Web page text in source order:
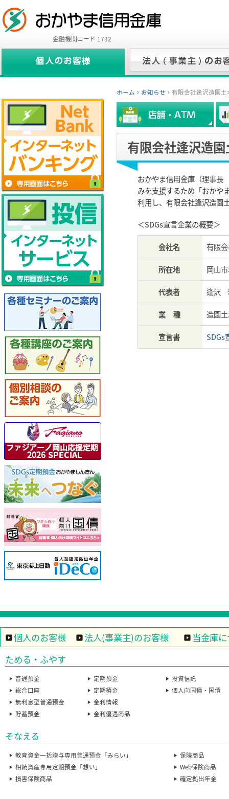
金融機関コード 1732
ホーム お知らせ 有限会社逢沢造園
有限会社逢沢造
おかやま信用金庫（理事
みを支援するため「おかや
利用し、有限会社逢沢造園
＜SDGs宣言企業の概要＞
会社名 有限
所在地 岡山
代表者 逢沢
業種 造園
宣言書 SDGs
個人のお客様 法人(事業主)のお客様
当金庫
ためる・ふやす
普通預金 定期預金
投資信託
総合口座
定期積金
個人向国債・国債
無利息型普通預金
金利情報
貯蓄預金
金利優遇商品
そなえる
教育資金一括贈与専用普通預金「みらい」
保険商品
相続資産専用定期預金「想い」
Web保険商品
損害保険商品
確定拠出年金